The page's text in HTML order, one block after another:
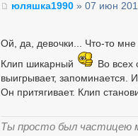
юляшка1990 » 07 июн
Ой, да, девочки... Что-то
Клип шикарный
Во всех
выигрывает, запоминается.
Он притягивает. Клип
Ты просто был частицею